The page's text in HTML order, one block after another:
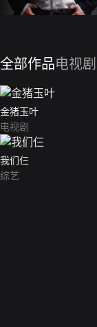
全部作品电视剧
金猪玉叶
电视剧
我们仨
综艺